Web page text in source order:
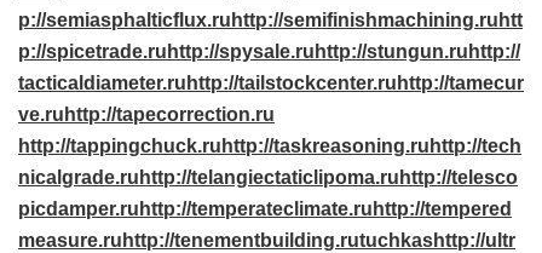
p://semiasphalticflux.ru http://semifinishmachining.ru htt
p://spicetrade.ru http://spysale.ru http://stungun.ru http://
tacticaldiameter.ru http://tailstockcenter.ru http://tamecur
ve.ru http://tapecorrection.ru
http://tappingchuck.ru http://taskreasoning.ru http://tech
nicalgrade.ru http://telangiectaticlipoma.ru http://telesco
picdamper.ru http://temperateclimate.ru http://tempered
measure.ru http://tenementbuilding.rutuchkashttp://ultr